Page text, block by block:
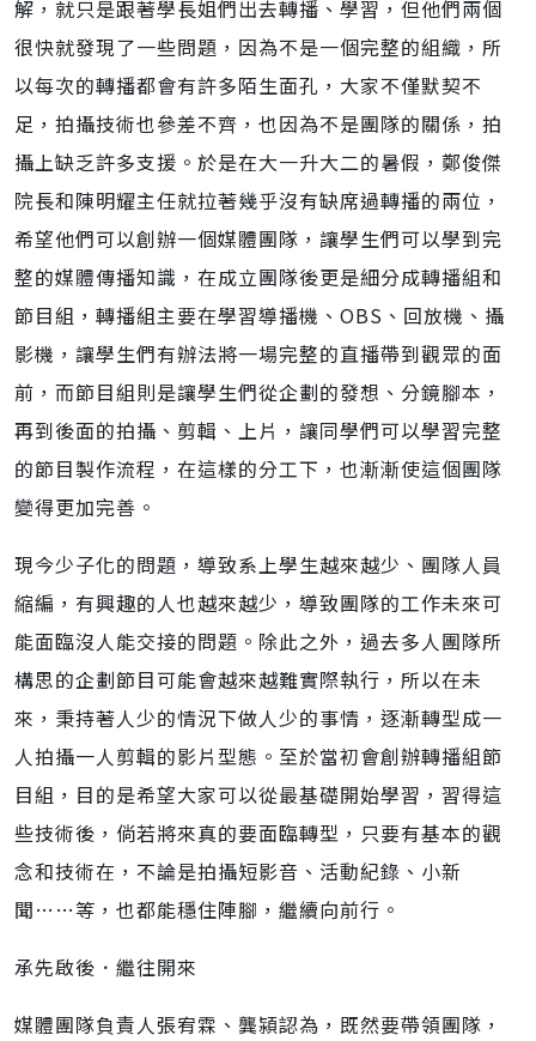
解，就只是跟著學長姐們出去轉播、學習，但他們兩個
很快就發現了一些問題，因為不是一個完整的組織，所
以每次的轉播都會有許多陌生面孔，大家不僅默契不
足，拍攝技術也參差不齊，也因為不是團隊的關係，拍
攝上缺乏許多支援。於是在大一升大二的暑假，鄭俊傑
院長和陳明耀主任就拉著幾乎沒有缺席過轉播的兩位，
希望他們可以創辦一個媒體團隊，讓學生們可以學到完
整的媒體傳播知識，在成立團隊後更是細分成轉播組和
節目組，轉播組主要在學習導播機、OBS、回放機、攝
影機，讓學生們有辦法將一場完整的直播帶到觀眾的面
前，而節目組則是讓學生們從企劃的發想、分鏡腳本，
再到後面的拍攝、剪輯、上片，讓同學們可以學習完整
的節目製作流程，在這樣的分工下，也漸漸使這個團隊
變得更加完善。
現今少子化的問題，導致系上學生越來越少、團隊人員
縮編，有興趣的人也越來越少，導致團隊的工作未來可
能面臨沒人能交接的問題。除此之外，過去多人團隊所
構思的企劃節目可能會越來越難實際執行，所以在未
來，秉持著人少的情況下做人少的事情，逐漸轉型成一
人拍攝一人剪輯的影片型態。至於當初會創辦轉播組節
目組，目的是希望大家可以從最基礎開始學習，習得這
些技術後，倘若將來真的要面臨轉型，只要有基本的觀
念和技術在，不論是拍攝短影音、活動紀錄、小新
聞……等，也都能穩住陣腳，繼續向前行。
承先啟後．繼往開來
媒體團隊負責人張宥霖、龔潁認為，既然要帶領團隊，